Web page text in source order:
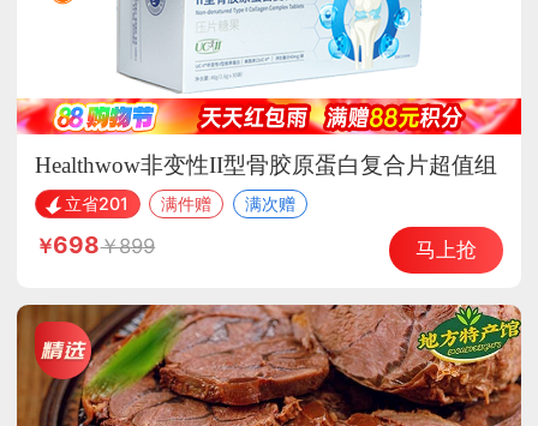
Healthwow非变性II型骨胶原蛋白复合片超值组
立省201 满件赠 满次赠
698 899 马上抢